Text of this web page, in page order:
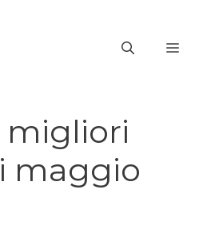
migliori
maggio